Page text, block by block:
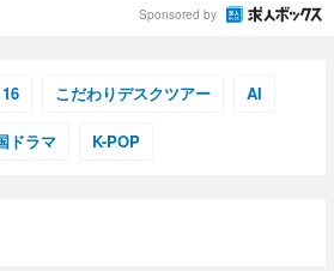
Sponsored by
こだわりデスクツアー AI
ドラマ K-POP